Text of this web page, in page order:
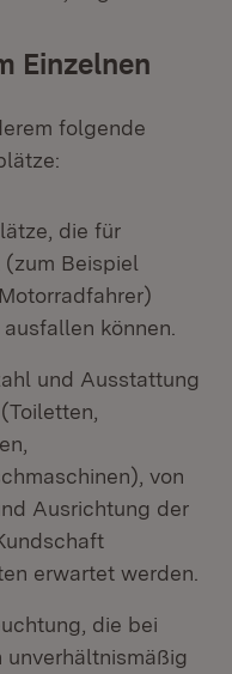
Einzelnen
folgende
die für
Beispiel
können.
und Ausstattung
von
Ausrichtung der
erwartet werden.
die bei
unverhältnismäßig